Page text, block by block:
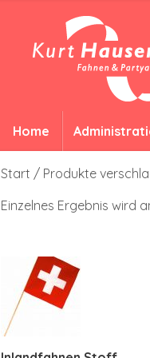
Home
Start / Produkte
Einzelnes Ergebnis wird